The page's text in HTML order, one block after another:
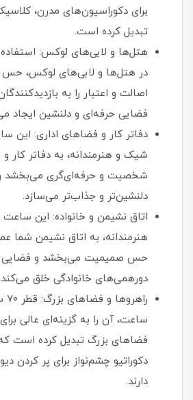
برای دکوراسیون‌های مدرن،
تبدیل کرده است.
هتل‌ها و لابی‌های لوکس:
در هتل‌ها و لابی‌های لوکس، حس
اصالت و اعتبار را به
فضایی حرفه‌ای و دلنشین ایجاد
دفاتر کار و فضاهای اداری: این
شیک و هنرمندانه، به دفاتر کار
شخصیت و حرفه‌ای‌گری می‌بخشد و
دلنشین‌تر و جذاب‌تر می‌سازد.
اتاق نشیمن و خانواده: این ساعت
هنرمندانه، به اتاق نشیمن
حس صمیمیت می‌بخشد و فضایی
دورهمی‌های خانوادگی خلق
ساعت، آن را به گزینه‌ای عالی
فضاهای بزرگ تبدیل کرده است
دکوراتیو چشم‌نواز برای پر کردن
دارند.